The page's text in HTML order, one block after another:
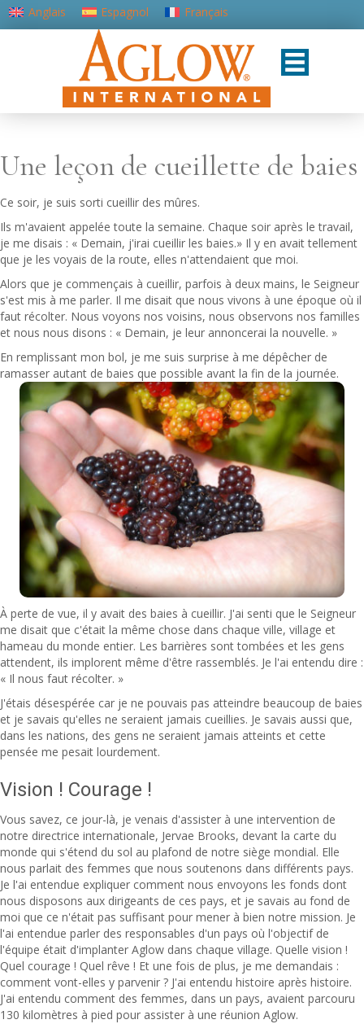
Anglais Espagnol
Français
Portugais - du Portugal
Une leçon de cueillette de baies
Ce soir, je suis sorti cueillir des mûres.
Ils m'avaient appelée toute la semaine. Chaque soir après le travail,
je me disais : « Demain, j'irai cueillir les baies.» Il y en avait tellement
que je les voyais de la route, elles n'attendaient que moi.
Alors que je commençais à cueillir, parfois à deux mains, le Seigneur
s'est mis à me parler. Il me disait que nous vivons à une époque où il
faut récolter. Nous voyons nos voisins, nous observons nos familles
et nous nous disons : « Demain, je leur annoncerai la nouvelle. »
En remplissant mon bol, je me suis surprise à me dépêcher de
ramasser autant de baies que possible avant la fin de la journée.
À perte de vue, il y avait des baies à cueillir. J'ai senti que le Seigneur
me disait que c'était la même chose dans chaque ville, village et
hameau du monde entier. Les barrières sont tombées et les gens
attendent, ils implorent même d'être rassemblés. Je l'ai entendu dire :
« Il nous faut récolter. »
J'étais désespérée car je ne pouvais pas atteindre beaucoup de baies
et je savais qu'elles ne seraient jamais cueillies. Je savais aussi que,
dans les nations, des gens ne seraient jamais atteints et cette
pensée me pesait lourdement.
Vision ! Courage !
Vous savez, ce jour-là, je venais d'assister à une intervention de
notre directrice internationale, Jervae Brooks, devant la carte du
monde qui s'étend du sol au plafond de notre siège mondial. Elle
nous parlait des femmes que nous soutenons dans différents pays.
Je l'ai entendue expliquer comment nous envoyons les fonds dont
nous disposons aux dirigeants de ces pays, et je savais au fond de
moi que ce n'était pas suffisant pour mener à bien notre mission. Je
l'ai entendue parler des responsables d'un pays où l'objectif de
l'équipe était d'implanter Aglow dans chaque village. Quelle vision !
Quel courage ! Quel rêve ! Et une fois de plus, je me demandais :
comment vont-elles y parvenir ? J'ai entendu histoire après histoire.
J'ai entendu comment des femmes, dans un pays, avaient parcouru
130 kilomètres à pied pour assister à une réunion Aglow.